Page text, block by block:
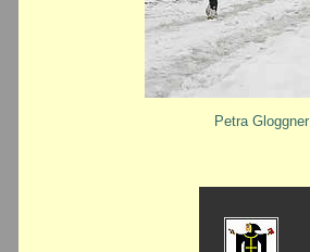
Petra Gloggner